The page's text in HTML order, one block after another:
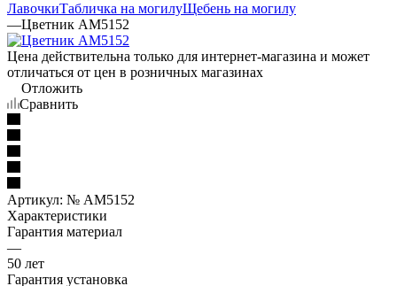
ЛавочкиТабличка на могилуЩебень на могилу
—Цветник AM5152
Цена действительна только для интернет-магазина и может
отличаться от цен в розничных магазинах
Отложить
Сравнить
Артикул: № AM5152
Характеристики
Гарантия материал
—
50 лет
Гарантия установка